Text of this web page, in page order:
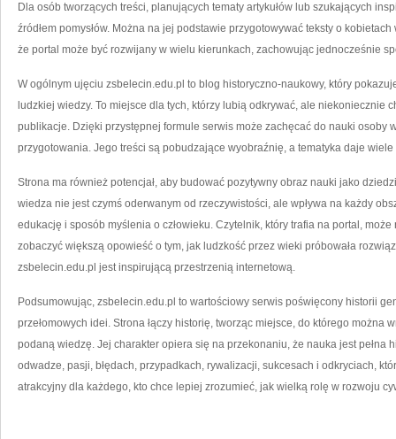
Dla osób tworzących treści, planujących tematy artykułów lub szukających
źródłem pomysłów. Można na jej podstawie przygotowywać teksty o
że portal może być rozwijany w wielu kierunkach, zachowując jednocześnie
W ogólnym ujęciu zsbelecin.edu.pl to blog historyczno-naukowy, który
ludzkiej wiedzy. To miejsce dla tych, którzy lubią odkrywać, ale niekoniecznie
publikacje. Dzięki przystępnej formule serwis może zachęcać do nauki osoby
przygotowania. Jego treści są pobudzające wyobraźnię, a tematyka daje
Strona ma również potencjał, aby budować pozytywny obraz nauki jako
wiedza nie jest czymś oderwanym od rzeczywistości, ale wpływa na każdy
edukację i sposób myślenia o człowieku. Czytelnik, który trafia na portal,
zobaczyć większą opowieść o tym, jak ludzkość przez wieki próbowała
zsbelecin.edu.pl jest inspirującą przestrzenią internetową.
Podsumowując, zsbelecin.edu.pl to wartościowy serwis poświęcony historii
przełomowych idei. Strona łączy historię, tworząc miejsce, do którego można
podaną wiedzę. Jej charakter opiera się na przekonaniu, że nauka jest
odwadze, pasji, błędach, przypadkach, rywalizacji, sukcesach i odkryciach,
atrakcyjny dla każdego, kto chce lepiej zrozumieć, jak wielką rolę w rozwoju